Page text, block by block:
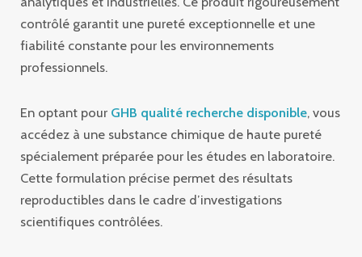
contrôlé garantit une pureté exceptionnelle et une
fiabilité constante pour les environnements
professionnels.
En optant pour GHB qualité recherche disponible, vous
accédez à une substance chimique de haute pureté
spécialement préparée pour les études en laboratoire.
Cette formulation précise permet des résultats
reproductibles dans le cadre d’investigations
scientifiques contrôlées.